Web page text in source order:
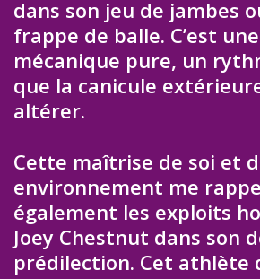
dans son jeu de jambes
frappe de balle. C’est
mécanique pure, un
que la canicule
altérer.
Cette maîtrise de soi et
environnement me
également les exploits
Joey Chestnut dans son
prédilection. Cet athlète